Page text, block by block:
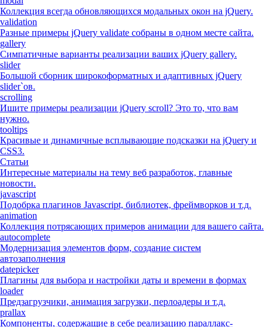
Коллекция всегда обновляющихся модальных окон на jQuery.
validation
Разные примеры jQuery validate собраны в одном месте сайта.
gallery
Симпатичные варианты реализации ваших jQuery gallery.
slider
Большой сборник широкоформатных и адаптивных jQuery
slider`ов.
scrolling
Ишите примеры реализации jQuery scroll? Это то, что вам
нужно.
tooltips
Красивые и динамичные всплывающие подсказки на jQuery и
CSS3.
Статьи
Интересные материалы на тему веб разработок, главные
новости.
javascript
Подобрка плагинов Javascript, библиотек, фреймворков и т.д.
animation
Коллекция потрясающих примеров анимации для вашего сайта.
autocomplete
Модернизация элементов форм, создание систем
автозаполнения
datepicker
Плагины для выбора и настройки даты и времени в формах
loader
Предзагрузчики, анимация загрузки, перлоадеры и т.д.
prallax
Компоненты, содержащие в себе реализацию параллакс-